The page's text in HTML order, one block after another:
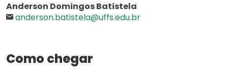
Anderson Domingos Batistela
anderson.batistela@uffs.edu.br
Como chegar